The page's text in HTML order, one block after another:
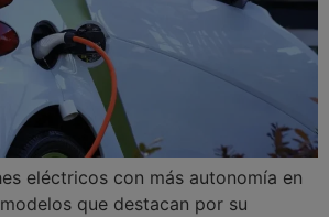
eléctricos con más autonomía en
que destacan por su